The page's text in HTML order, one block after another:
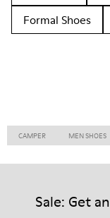
Formal Shoes
CAMPER MEN SHOES
Sale: Get